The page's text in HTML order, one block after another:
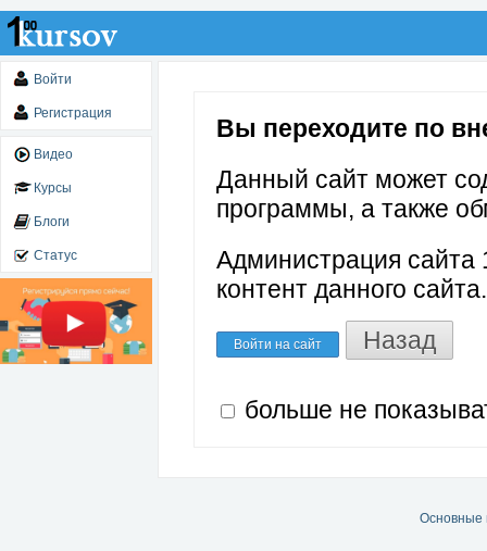
Войти
Регистрация
Видео
Курсы
Блоги
Статус
Вы переходите по
Данный сайт может
программы, а также
Администрация сайта
контент данного сайта.
Войти на сайт Назад
больше не
Основные